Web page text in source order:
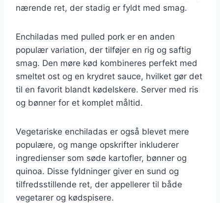
nærende ret, der stadig er fyldt med smag.
Enchiladas med pulled pork er en anden
populær variation, der tilføjer en rig og saftig
smag. Den møre kød kombineres perfekt med
smeltet ost og en krydret sauce, hvilket gør det
til en favorit blandt kødelskere. Server med ris
og bønner for et komplet måltid.
Vegetariske enchiladas er også blevet mere
populære, og mange opskrifter inkluderer
ingredienser som søde kartofler, bønner og
quinoa. Disse fyldninger giver en sund og
tilfredsstillende ret, der appellerer til både
vegetarer og kødspisere.